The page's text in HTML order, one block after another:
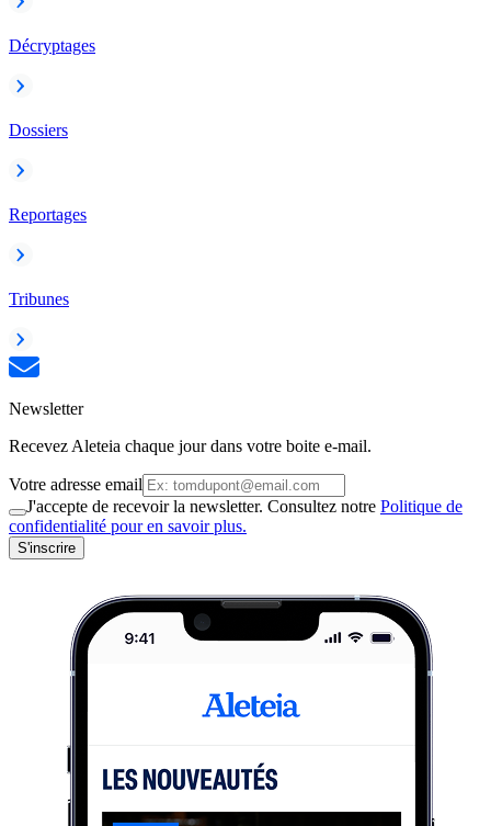
Décryptages
Dossiers
Reportages
Tribunes
Newsletter
Recevez Aleteia chaque jour dans votre boite e-mail.
Votre adresse email
J'accepte de recevoir la newsletter. Consultez notre Politique de
confidentialité pour en savoir plus.
S'inscrire